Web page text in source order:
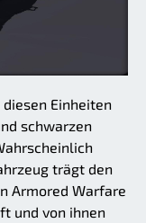
Einheiten
schwarzen
trägt den
Armored Warfare
und von ihnen